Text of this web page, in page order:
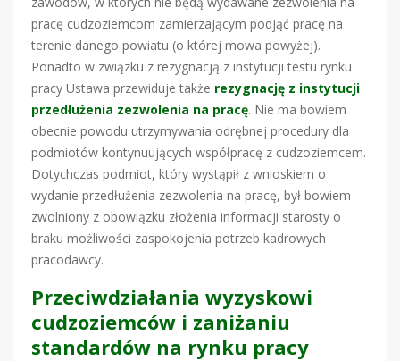
pracę cudzoziemcom zamierzającym podjąć pracę na
terenie danego powiatu (o której mowa powyżej).
Ponadto w związku z rezygnacją z instytucji testu rynku
pracy Ustawa przewiduje także rezygnację z instytucji
przedłużenia zezwolenia na pracę. Nie ma bowiem
obecnie powodu utrzymywania odrębnej procedury dla
podmiotów kontynuujących współpracę z cudzoziemcem.
Dotychczas podmiot, który wystąpił z wnioskiem o
wydanie przedłużenia zezwolenia na pracę, był bowiem
zwolniony z obowiązku złożenia informacji starosty o
braku możliwości zaspokojenia potrzeb kadrowych
pracodawcy.
Przeciwdziałania wyzyskowi
cudzoziemców i zaniżaniu
standardów na rynku pracy